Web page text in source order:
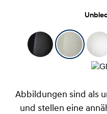
Abbildungen sind als
und stellen eine